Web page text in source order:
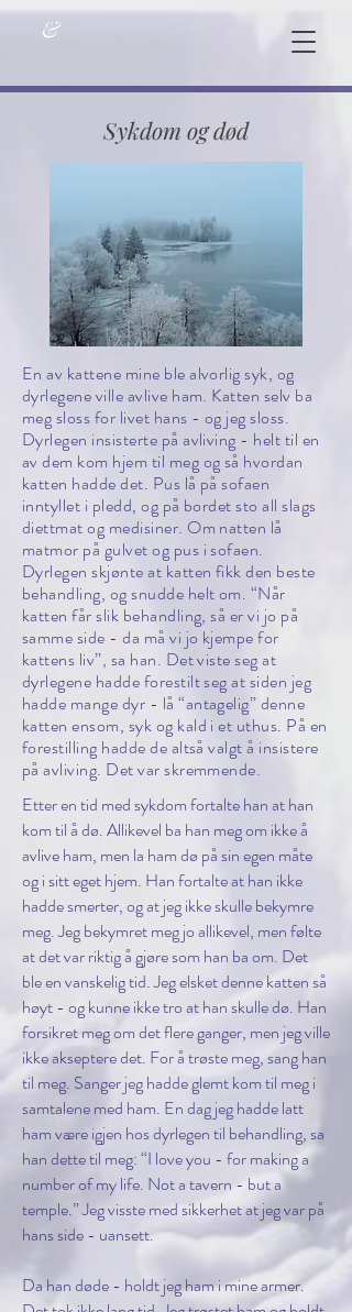
&
Sykdom og død
En av kattene mine ble alvorlig syk, og
dyrlegene ville avlive ham. Katten selv ba
meg sloss for livet hans - og jeg sloss.
Dyrlegen insisterte på avliving - helt til en
av dem kom hjem til meg og så hvordan
katten hadde det. Pus lå på sofaen
inntyllet i pledd, og på bordet sto all slags
diettmat og medisiner. Om natten lå
matmor på gulvet og pus i sofaen.
Dyrlegen skjønte at katten fikk den beste
behandling, og snudde helt om. “Når
katten får slik behandling, så er vi jo på
samme side - da må vi jo kjempe for
kattens liv”, sa han. Det viste seg at
dyrlegene hadde forestilt seg at siden jeg
hadde mange dyr - lå “antagelig” denne
katten ensom, syk og kald i et uthus. På en
forestilling hadde de altså valgt å insistere
på avliving. Det var skremmende.
Etter en tid med sykdom fortalte han at han
kom til å dø. Allikevel ba han meg om ikke å
avlive ham, men la ham dø på sin egen måte
og i sitt eget hjem. Han fortalte at han ikke
hadde smerter, og at jeg ikke skulle bekymre
meg. Jeg bekymret meg jo allikevel, men følte
at det var riktig å gjøre som han ba om. Det
ble en vanskelig tid. Jeg elsket denne katten så
høyt - og kunne ikke tro at han skulle dø. Han
forsikret meg om det flere ganger, men jeg ville
ikke akseptere det. For å trøste meg, sang han
til meg. Sanger jeg hadde glemt kom til meg i
samtalene med ham. En dag jeg hadde latt
ham være igjen hos dyrlegen til behandling, sa
han dette til meg: “I love you - for making a
number of my life. Not a tavern - but a
temple.” Jeg visste med sikkerhet at jeg var på
hans side - uansett.
Da han døde - holdt jeg ham i mine armer.